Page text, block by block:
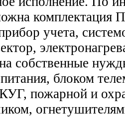
учета,
на собственные
блоком
пожарной и